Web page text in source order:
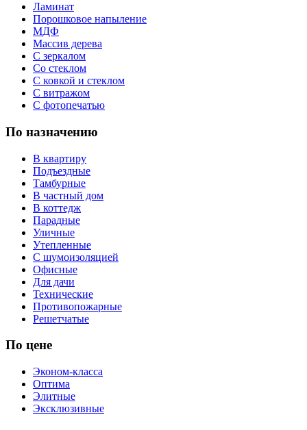
Ламинат
Порошковое напыление
МДФ
Массив дерева
С зеркалом
Со стеклом
С ковкой и стеклом
С витражом
С фотопечатью
По назначению
В квартиру
Подъездные
Тамбурные
В частный дом
В коттедж
Парадные
Уличные
Утепленные
С шумоизоляцией
Офисные
Для дачи
Технические
Противопожарные
Решетчатые
По цене
Эконом-класса
Оптима
Элитные
Эксклюзивные